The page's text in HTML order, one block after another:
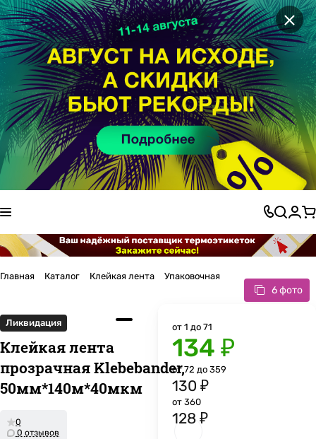
×
Главная Каталог Клейкая лента Упаковочная
6 фото
Ликвидация
Клейкая лента
прозрачная Klebebander,
50мм*140м*40мкм
0
0 отзывов
от 1 до 71
134 ₽
от 72 до 359
130 ₽
от 360
128 ₽